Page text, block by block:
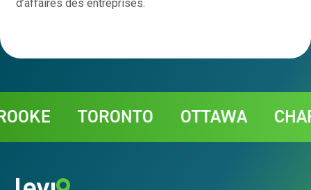
d’affaires des entreprises.
TORONTO OTTAWA